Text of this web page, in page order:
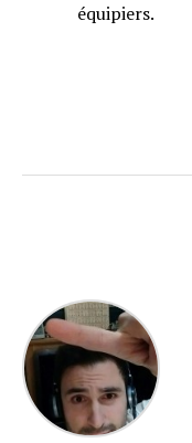
équipiers.